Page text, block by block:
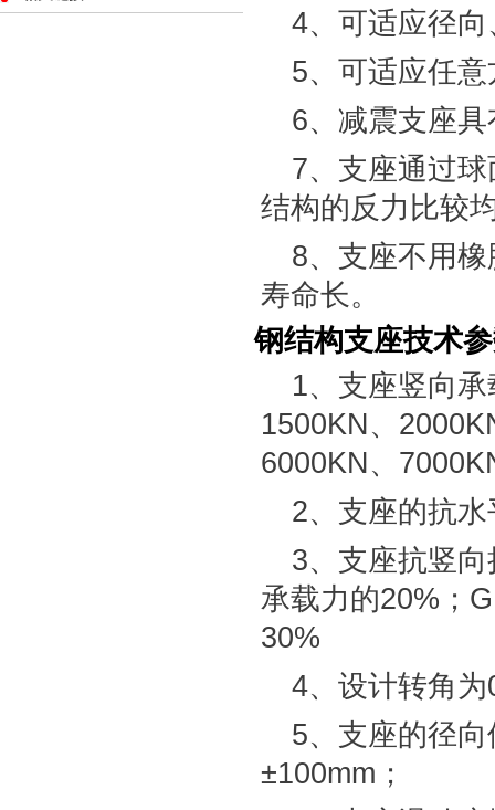
4、可适应径
5、可适应任
6、减震支座
7、支座通过
结构的反力比较
8、支座不用
寿命长。
钢结构支座技术
1、支座竖向
1500KN、
6000KN、
2、支座的抗
3、支座抗竖
承载力的20%；
30%
4、设计转角
5、支座的径
±100mm；